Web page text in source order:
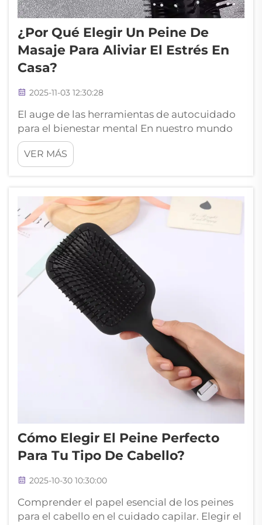
¿Por Qué Elegir Un Peine De
Masaje Para Aliviar El Estrés En
Casa?
2025-11-03 12:30:28
El auge de las herramientas de autocuidado
para el bienestar mental En nuestro mundo
moderno acelerado, encontrar formas
efectivas de relajarse y reducir el estrés se ha
vuelto más crucial que nunca. Entre las
ganan popularidad, el peine de masaje ha
surgido como un...
VER MÁS
Cómo Elegir El Peine Perfecto
Para Tu Tipo De Cabello?
2025-10-30 10:30:00
Comprender el papel esencial de los peines
para el cabello en el cuidado capilar. Elegir el